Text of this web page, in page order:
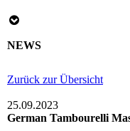
NEWS
Zurück zur Übersicht
25.09.2023
German Tambourelli